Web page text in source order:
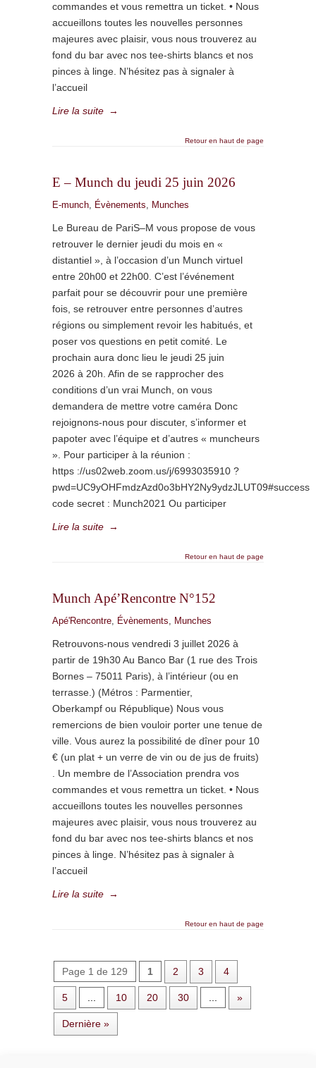
commandes et vous remettra un ticket. • Nous
accueillons toutes les nouvelles personnes
majeures avec plaisir, vous nous trouverez au
fond du bar avec nos tee-shirts blancs et nos
pinces à linge. N’hésitez pas à signaler à
l’accueil
Lire la suite →
Retour en haut de page
E – Munch du jeudi 25 juin 2026
E-munch, Évènements, Munches
Le Bureau de PariS–M vous propose de vous
retrouver le dernier jeudi du mois en «
distantiel », à l’occasion d’un Munch virtuel
entre 20h00 et 22h00. C’est l’événement
parfait pour se découvrir pour une première
fois, se retrouver entre personnes d’autres
régions ou simplement revoir les habitués, et
poser vos questions en petit comité. Le
prochain aura donc lieu le jeudi 25 juin
2026 à 20h. Afin de se rapprocher des
conditions d’un vrai Munch, on vous
demandera de mettre votre caméra Donc
rejoignons-nous pour discuter, s’informer et
papoter avec l’équipe et d’autres « muncheurs
». Pour participer à la réunion :
https ://us02web.zoom.us/j/6993035910 ?
pwd=UC9yOHFmdzAzd0o3bHY2Ny9ydzJLUT09#success
code secret : Munch2021 Ou participer
Lire la suite →
Retour en haut de page
Munch Apé’Rencontre N°152
Apé'Rencontre, Évènements, Munches
Retrouvons-nous vendredi 3 juillet 2026 à
partir de 19h30 Au Banco Bar (1 rue des Trois
Bornes – 75011 Paris), à l’intérieur (ou en
terrasse.) (Métros : Parmentier,
Oberkampf ou République) Nous vous
remercions de bien vouloir porter une tenue de
ville. Vous aurez la possibilité de dîner pour 10
€ (un plat + un verre de vin ou de jus de fruits)
. Un membre de l’Association prendra vos
commandes et vous remettra un ticket. • Nous
accueillons toutes les nouvelles personnes
majeures avec plaisir, vous nous trouverez au
fond du bar avec nos tee-shirts blancs et nos
pinces à linge. N’hésitez pas à signaler à
l’accueil
Lire la suite →
Retour en haut de page
Page 1 de 129 1 2 3 4
5 10 20 30 »
Dernière »